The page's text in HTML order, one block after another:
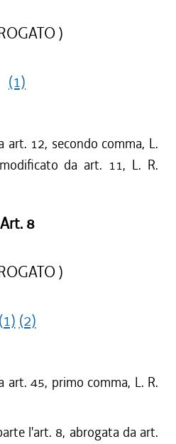
)
(1)
12, secondo comma, L.
da art. 11, L. R.
Art. 8
)
(1) (2)
45, primo comma, L. R.
l'art. 8, abrogata da art.